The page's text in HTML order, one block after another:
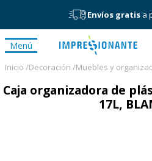
Envíos gratisa
Menú
Inicio /Decoración /Muebles y
Caja organizadora de
17L,